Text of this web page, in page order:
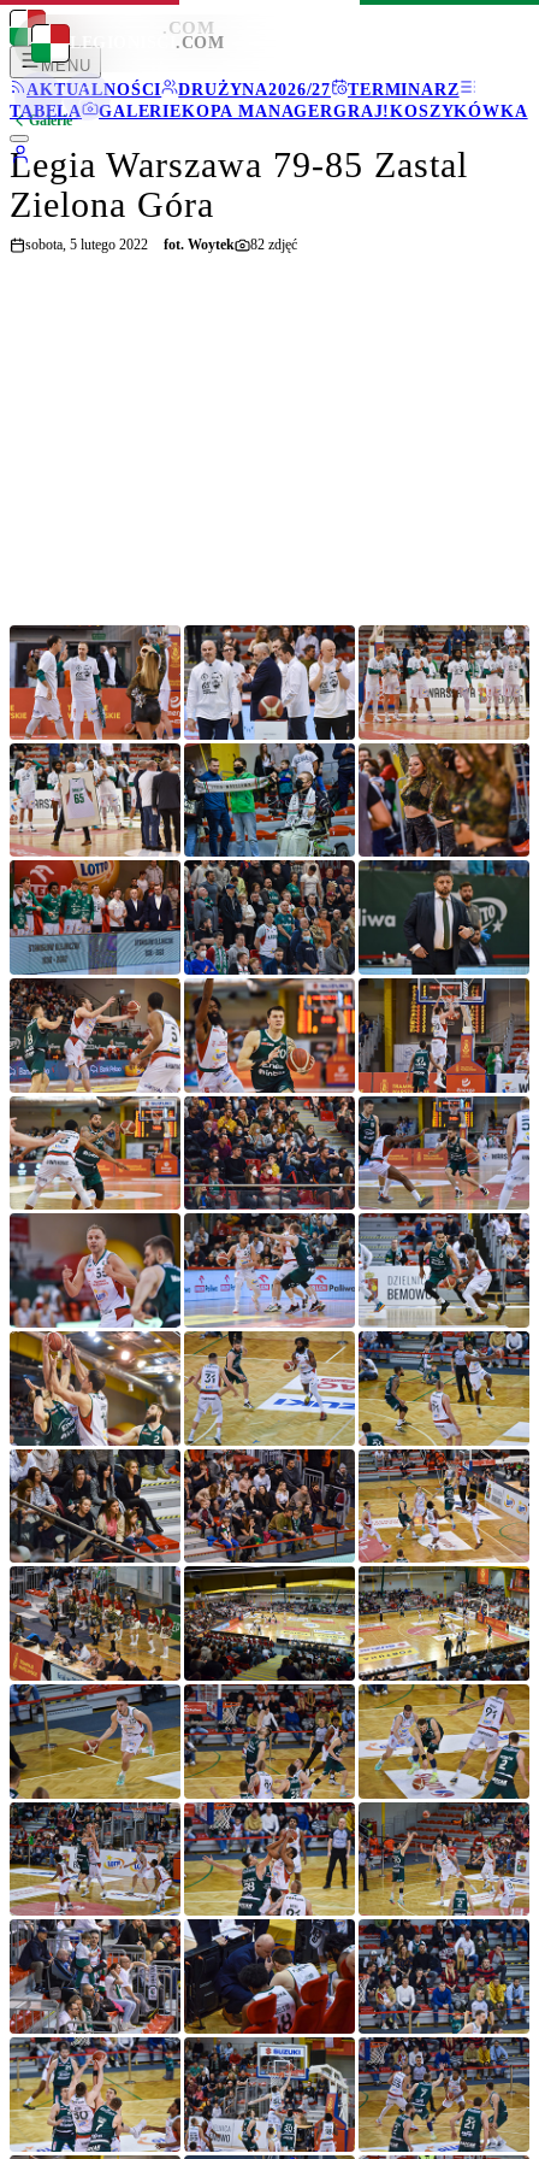
LEGIONISCI .COM
MENU
AKTUALNOŚCI
DRUŻYNA2026/27
TERMINARZ
TABELA
GALERIEKOPA MANAGERGRAJ!KOSZYKÓWKA
LEGIONISCI .COM
Galerie
Legia Warszawa 79-85 Zastal
Zielona Góra
sobota, 5 lutego 2022 fot. Woytek 82 zdjęć